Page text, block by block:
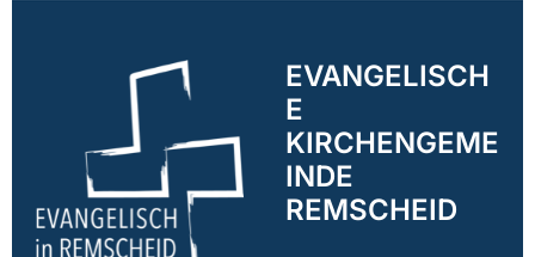
EVANGELISCH
E
KIRCHENGEME
INDE
REMSCHEID